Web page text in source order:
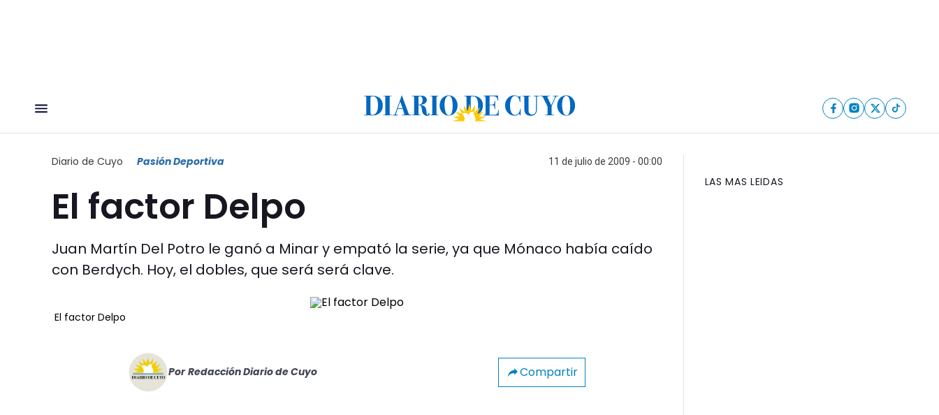
Diario de Cuyo Pasión Deportiva 11 de julio de 2009 - 00:00
El factor Delpo
Juan Martín Del Potro le ganó a Minar y empató la serie, ya que Mónaco había caído
con Berdych. Hoy, el dobles, que será será clave.
El factor Delpo
Por Redacción Diario de Cuyo Compartir
LAS MAS LEIDAS